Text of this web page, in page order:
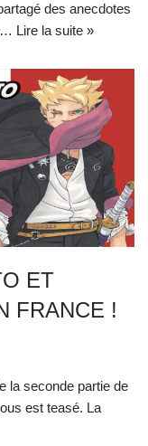
des anecdotes
Lire la suite »
ET
FRANCE !
la seconde partie de
est teasé. La